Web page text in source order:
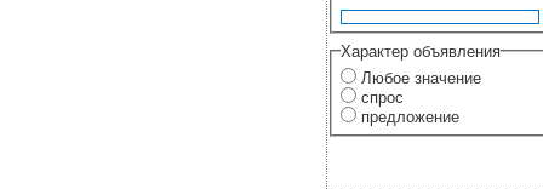
Характер объявления
Любое значение
спрос
предложение